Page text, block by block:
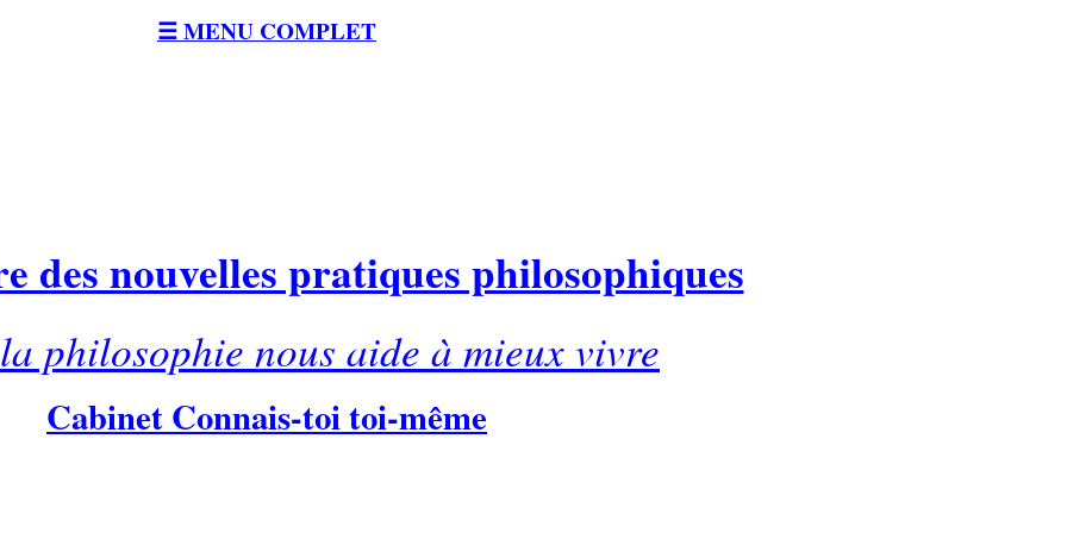
☰ MENU COMPLET
des nouvelles pratiques philosophiques
philosophie nous aide à mieux vivre
Cabinet Connais-toi toi-même